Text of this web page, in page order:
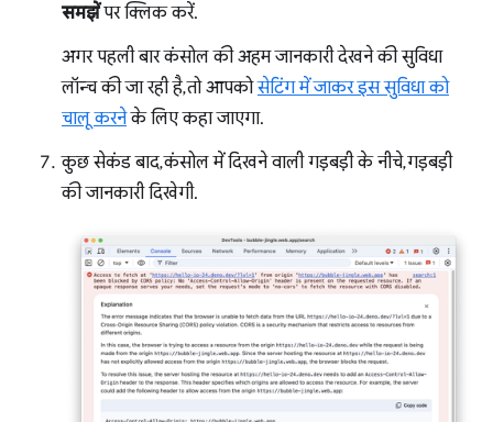
समझेंपर क्लिक करें.
अगर पहली बार कंसोल की अहम जानकारी देखने की सुविधा
लॉन्च की जा रही है, तो आपकोसेटिंग में जाकर इस सुविधा को
चालू करनेके लिए कहा जाएगा.
कुछ सेकंड बाद, कंसोल में दिखने वाली गड़बड़ी के नीचे, गड़बड़ी
की जानकारी दिखेगी.